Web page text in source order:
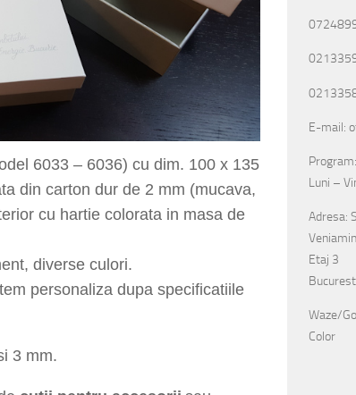
6033 – 6036) cu dim. 100x 135
din carton dur de 2 mm (mucava,
cu hartie colorata in masa de
diverse culori.
personaliza dupa specificatiile
E-mail:
Program:
Luni –
Adresa:
Etaj 3
Waze/
Color